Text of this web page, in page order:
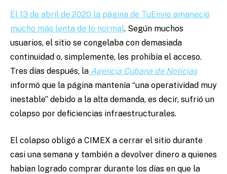
El 13 de abril de 2020 la página de TuEnvío amaneció
mucho más lenta de lo normal. Según muchos
usuarios, el sitio se congelaba con demasiada
continuidad o, simplemente, les prohibía el acceso.
Tres días después, la Agencia Cubana de Noticias
informó que la página mantenía “una operatividad muy
inestable” debido a la alta demanda, es decir, sufrió un
colapso por deficiencias infraestructurales.
El colapso obligó a CIMEX a cerrar el sitio durante
casi una semana y también a devolver dinero a quienes
habían logrado comprar durante los días en que la